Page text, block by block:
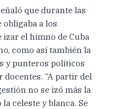
que durante las
a los
el himno de Cuba
como así también la
y punteros políticos
docentes. “A partir del
no se izó más la
celeste y blanca. Se